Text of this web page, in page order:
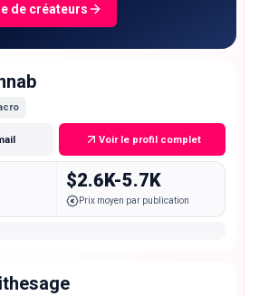
de créateurs
Voir le profil complet
$2.6K-5.7K
Prix moyen par publication